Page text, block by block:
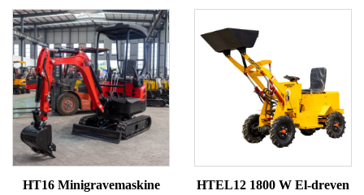
HT16 Minigravemaskine
HTEL12 1800 W El-dreven